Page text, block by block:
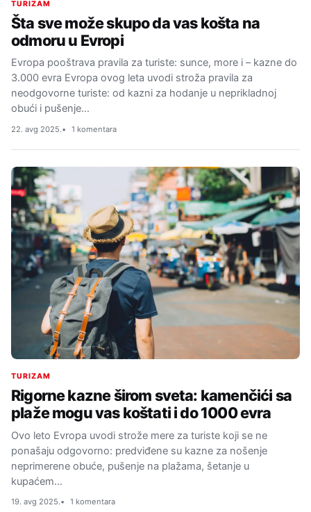
TURIZAM
Šta sve može skupo da vas košta na
odmoru u Evropi
Evropa pooštrava pravila za turiste: sunce, more i – kazne do
3.000 evra Evropa ovog leta uvodi stroža pravila za
neodgovorne turiste: od kazni za hodanje u neprikladnoj
obući i pušenje…
22. avg 2025. 1 komentara
TURIZAM
Rigorne kazne širom sveta: kamenčići sa
plaže mogu vas koštati i do 1000 evra
Ovo leto Evropa uvodi strože mere za turiste koji se ne
ponašaju odgovorno: predviđene su kazne za nošenje
neprimerene obuće, pušenje na plažama, šetanje u
kupaćem…
19. avg 2025. 1 komentara